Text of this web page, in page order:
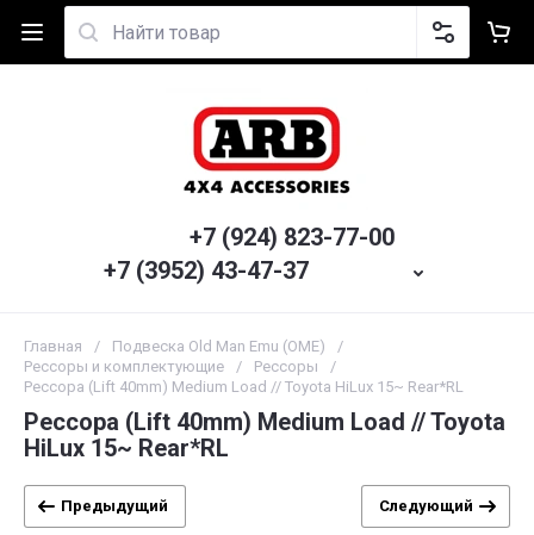
+7 (924) 823-77-00
+7 (3952) 43-47-37
Главная / Подвеска Old Man Emu (OME)
/
Рессоры и комплектующие
/ Рессоры
/
Рессора (Lift 40mm) Medium Load // Toyota HiLux 15~ Rear*RL
Рессора (Lift 40mm) Medium Load // Toyota
HiLux 15~ Rear*RL
Предыдущий Следующий